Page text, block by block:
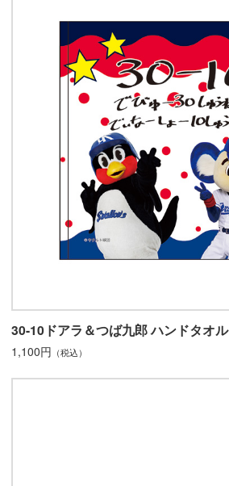
30-10ドアラ＆つば九郎 ハンドタオル
1,100円 （税込）